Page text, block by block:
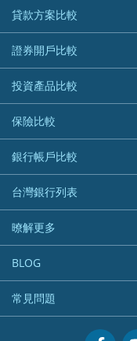
信用卡情境類別推薦
所有信用卡
精選推薦
國內外現金回饋
繳稅優惠
航空哩程回饋
加油優惠
分期零利率優惠
首刷禮優惠
網購優惠
行動支付優惠
旅遊訂房優惠
貸款方案比較
快速線上貸款推薦
最完整貸款資訊一次看
繳稅貸款
貸款計算機
車貸計算機
精選貸款推薦
信貸利率比較
一般個人貸款
優質客戶貸款
小額借款
循環貸款
證券開戶比較
台股證券戶
美股證券戶
投資產品比較
機器人投資
加密貨幣
外幣定存
保險比較
住宅險
汽車保險
機車保險
寵物險
銀行帳戶比較
財富管理帳戶
數位存款帳戶
美元定存
台灣銀行列表
銀行與合作機構列表
銀行客服電話
暸解更多
加入我們
訂閱電子報
媒體聯絡
BLOG
專欄文章
常見問題
活動禮贈品兌換相關